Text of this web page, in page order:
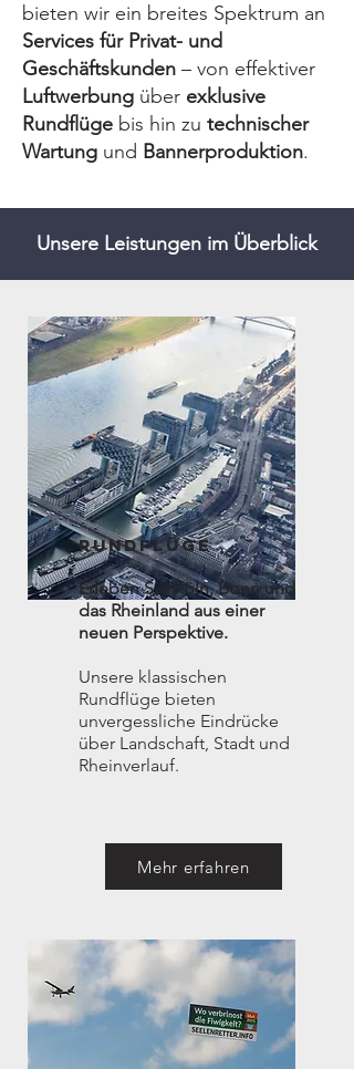
bieten wir ein breites Spektrum an
Services für Privat- und
Geschäftskunden – von effektiver
Luftwerbung über exklusive
Rundflüge bis hin zu technischer
Wartung und Bannerproduktion.
Unsere Leistungen im Überblick
RUNDFLÜGE
Erleben Sie Köln, Bonn und
das Rheinland aus einer
neuen Perspektive.
Unsere klassischen
Rundflüge bieten
unvergessliche Eindrücke
über Landschaft, Stadt und
Rheinverlauf.
Mehr erfahren